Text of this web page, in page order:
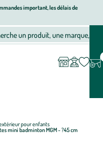
important, les délais de
décoration, alimentation bio
un produit, une marque, un
compte
pour enfants
mini badminton MGM - ?45 cm